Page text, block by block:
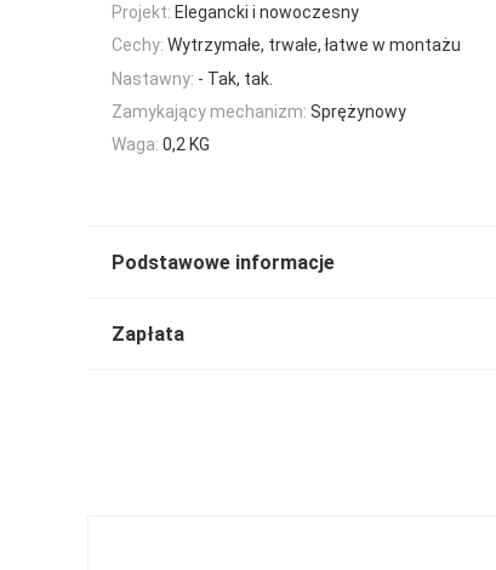
Projekt: Elegancki i nowoczesny
Cechy: Wytrzymałe, trwałe, łatwe w montażu
Nastawny: - Tak, tak.
Zamykający mechanizm: Sprężynowy
Waga: 0,2 KG
Podstawowe informacje
Zapłata